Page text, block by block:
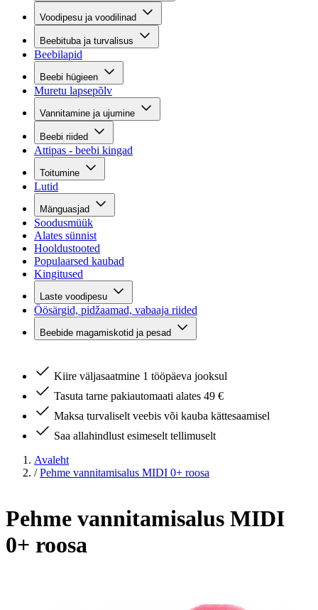
Voodipesu ja voodilinad
Beebituba ja turvalisus
Beebilapid
Beebi hügieen
Muretu lapsepõlv
Vannitamine ja ujumine
Beebi riided
Attipas - beebi kingad
Toitumine
Lutid
Mänguasjad
Soodusmüük
Alates sünnist
Hooldustooted
Populaarsed kaubad
Kingitused
Laste voodipesu
Öösärgid, pidžaamad, vabaaja riided
Beebide magamiskotid ja pesad
Kiire väljasaatmine 1 tööpäeva jooksul
Tasuta tarne pakiautomaati alates 49 €
Maksa turvaliselt veebis või kauba kättesaamisel
Saa allahindlust esimeselt tellimuselt
Avaleht
/ Pehme vannitamisalus MIDI 0+ roosa
Pehme vannitamisalus MIDI
0+ roosa